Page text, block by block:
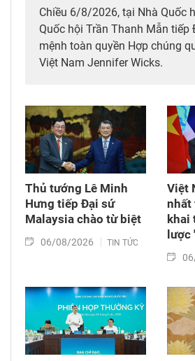
Chiều 6/8/2026, tại Nhà Quốc
Quốc hội Trần Thanh Mẫn
mệnh toàn quyền Hợp chúng
Việt Nam Jennifer Wicks.
Thủ tướng Lê Minh
Hưng tiếp Đại sứ
Malaysia chào từ biệt
06/08/2026 TIN TỨC
Việt
nhất
khai
lược